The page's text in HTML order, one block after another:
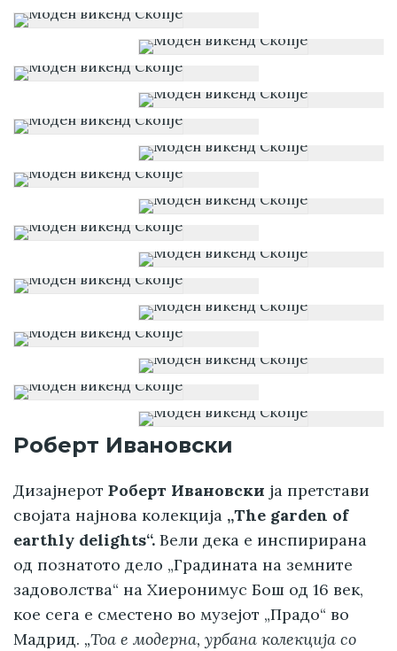
Роберт Ивановски
Дизајнерот Роберт Ивановски ја претстави
својата најнова колекција „The garden of
earthly delights“. Вели дека е инспирирана
од познатото дело „Градината на земните
задоволства“ на Хиеронимус Бош од 16 век,
кое сега е сместено во музејот „Прадо“ во
Мадрид. „Тоа е модерна, урбана колекција со